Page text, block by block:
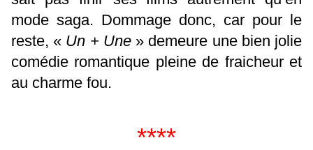
mode saga. Dommage donc, car pour le
reste, « Un + Une» demeure une bien jolie
comédie romantique pleine de fraicheur et
au charme fou.
****